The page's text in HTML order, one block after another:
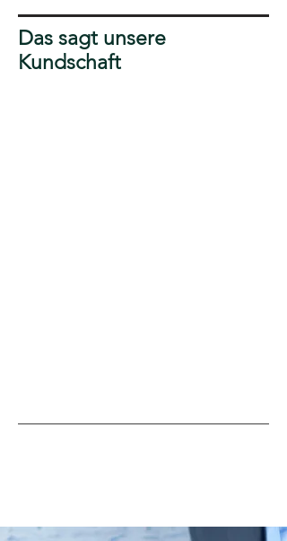
Das sagt unsere
Kundschaft